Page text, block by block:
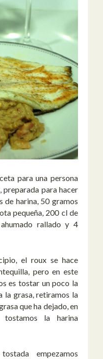
para una persona
preparada para hacer
de harina, 50 gramos
pequeña, 200 cl de
rallado y 4
el roux se hace
pero en este
es tostar un poco la
la grasa, retiramos la
que ha dejado, en
la harina
empezamos